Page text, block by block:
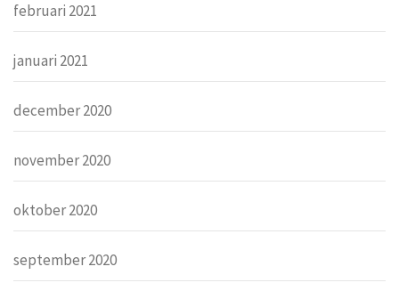
februari 2021
januari 2021
december 2020
november 2020
oktober 2020
september 2020